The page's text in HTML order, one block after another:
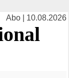
Abo | 10.08.2026